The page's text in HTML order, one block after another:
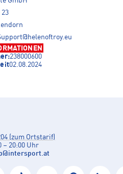
23
238000600
02.08.2024
(zum Ortstarif)
– 20:00 Uhr
@intersport.at